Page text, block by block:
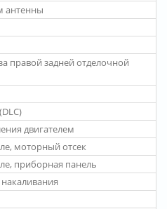
антенны
правой задней отделочной
двигателем
моторный отсек
приборная панель